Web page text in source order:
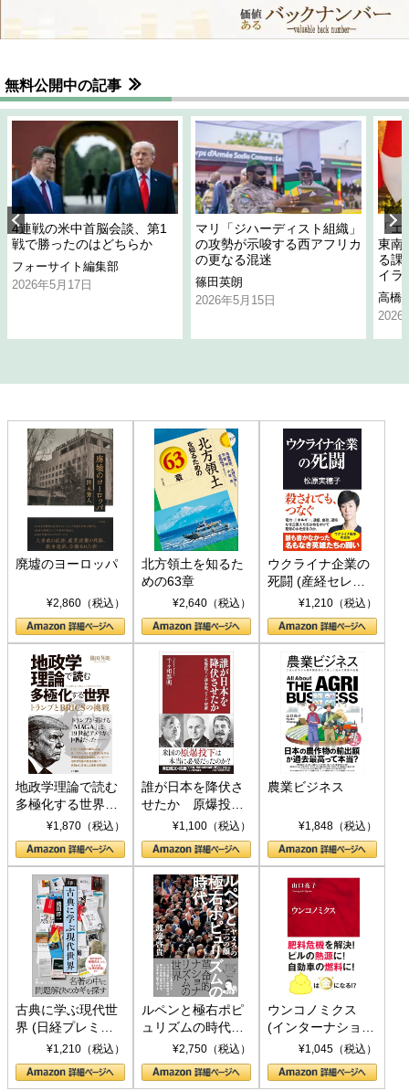
無料公開中の記事
4連戦の米中首脳会談、第1
戦で勝ったのはどちらか
フォーサイト編集部
2026年5月17日
マリ「ジハーディスト組織」
の攻勢が示唆する西アフリカ
の更なる混迷
篠田英朗
2026年5月15日
「
東南
る課
イラ
高橋
2026
廃墟のヨーロッパ
¥2,860（税込）
北方領土を知るた
めの63章
¥2,640（税込）
ウクライナ企業の
死闘 (産経セレク
ト S 039)¥1,210（税込）
地政学理論で読む
多極化する世界：
トランプとBRICS
の挑戦
¥1,870（税込）
誰が日本を降伏さ
せたか 原爆投
下、ソ連参戦、そ
して聖断 (PHP新
書)
¥1,100（税込）
農業ビジネス
¥1,848（税込）
古典に学ぶ現代世
界 (日経プレミア
シリーズ)¥1,210（税込）
ルペンと極右ポピ
ュリズムの時代：
〈ヤヌス〉の二つ
の顔
¥2,750（税込）
ウンコノミクス
(インターナショナ
ル新書)¥1,045（税込）